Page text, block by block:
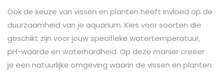
Ook de keuze van vissen en planten heeft invloed op de
duurzaamheid van je aquarium. Kies voor soorten die
geschikt zijn voor jouw specifieke watertemperatuur,
pH-waarde en waterhardheid. Op deze manier creëer
je een natuurlijke omgeving waarin de vissen en planten